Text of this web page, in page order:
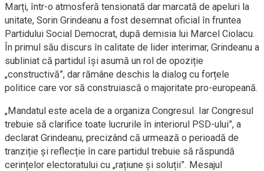
Marți, într-o atmosferă tensionată dar marcată de apeluri la
unitate, Sorin Grindeanu a fost desemnat oficial în fruntea
Partidului Social Democrat, după demisia lui Marcel Ciolacu.
În primul său discurs în calitate de lider interimar, Grindeanu a
subliniat că partidul își asumă un rol de opoziție
„constructivă”, dar rămâne deschis la dialog cu forțele
politice care vor să construiască o majoritate pro-europeană.
„Mandatul este acela de a organiza Congresul. Iar Congresul
trebuie să clarifice toate lucrurile în interiorul PSD-ului”, a
declarat Grindeanu, precizând că urmează o perioadă de
tranziție și reflecție în care partidul trebuie să răspundă
cerințelor electoratului cu „rațiune și soluții”. Mesajul